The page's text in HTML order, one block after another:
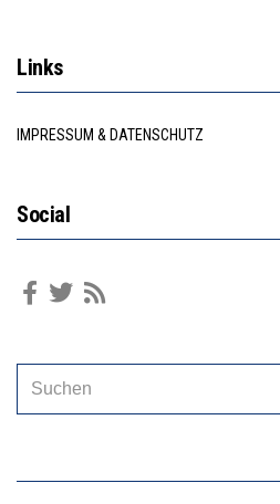
Links
IMPRESSUM & DATENSCHUTZ
Social